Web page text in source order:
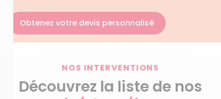
Obtenez votre devis personnalisé
NOS INTERVENTIONS
Découvrez la liste de nos